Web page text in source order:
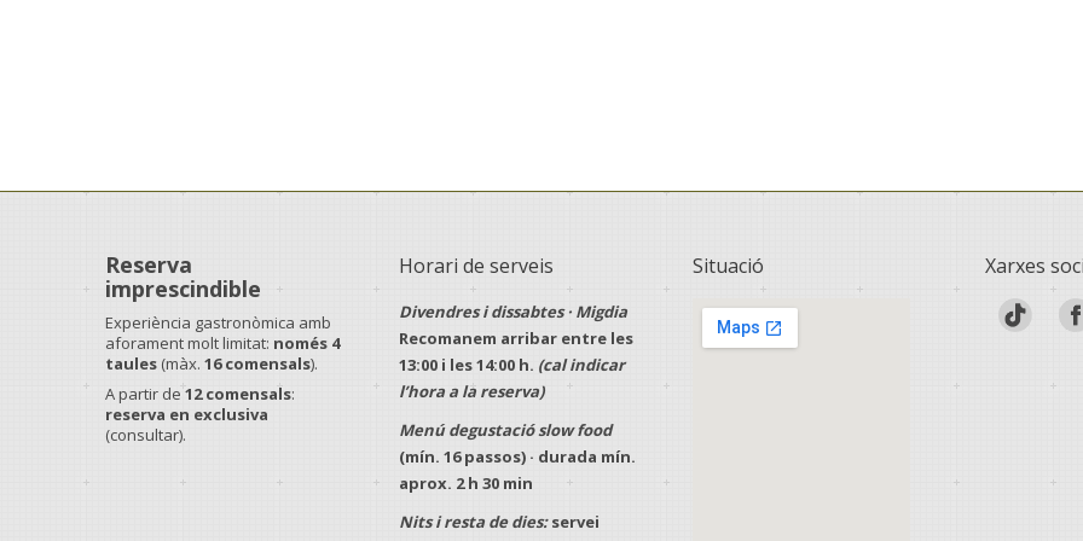
Reserva
imprescindible
Experiència gastronòmica amb
aforament molt limitat: només 4
taules (màx. 16 comensals).
A partir de 12 comensals:
reserva en exclusiva
(consultar).
Horari de serveis
Divendres i dissabtes · Migdia
Recomanem arribar entre les
13:00i les14:00 h. (cal indicar
l’hora a la reserva)
Menú degustació slow food
(mín. 16 passos) · durada mín.
aprox. 2 h 30 min
Nits i resta de dies:servei
Situació Xarxes